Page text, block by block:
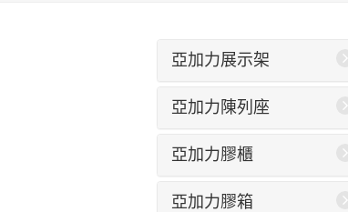
亞加力展示架
亞加力陳列座
亞加力膠櫃
亞加力膠箱